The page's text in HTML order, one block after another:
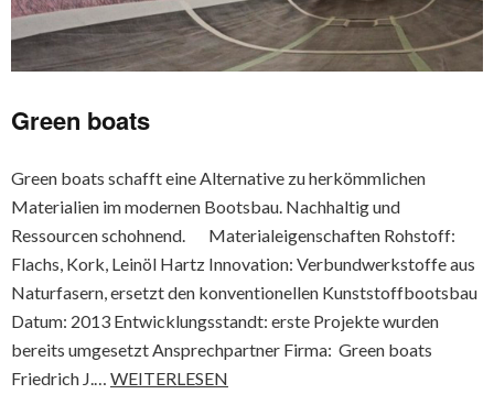
Green boats
Green boats schafft eine Alternative zu herkömmlichen
Materialien im modernen Bootsbau. Nachhaltig und
Ressourcen schohnend. Materialeigenschaften Rohstoff:
Flachs, Kork, Leinöl Hartz Innovation: Verbundwerkstoffe aus
Naturfasern, ersetzt den konventionellen Kunststoffbootsbau
Datum: 2013 Entwicklungsstandt: erste Projekte wurden
bereits umgesetzt Ansprechpartner Firma: Green boats
Friedrich J.… WEITERLESEN